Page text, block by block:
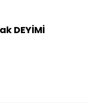
DEYİMİ